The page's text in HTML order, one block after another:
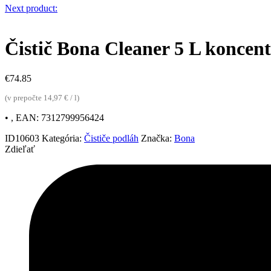
Next product:
Čistič Bona Cleaner 5 L
€74.85
(v prepočte 14,97 € / l)
• , EAN: 7312799956424
ID10603 Kategória: Čističe podláh Značka: Bona
Zdieľať